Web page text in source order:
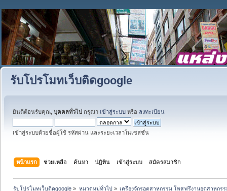
รับโปรโมทเว็บติดgoogle
ยินดีต้อนรับคุณ, บุคคลทั่วไป กรุณา เข้าสู่ระบบ หรือ ลงทะเบียน
เข้าสู่ระบบด้วยชื่อผู้ใช้ รหัสผ่าน และระยะเวลาในเซสชั่น
หน้าแรก ช่วยเหลือ ค้นหา ปฏิทิน เข้าสู่ระบบ สมัครสมาชิก
รับโปรโมทเว็บติดgoogle » หมวดหมู่ทั่วไป» เครื่องจักรอุตสาหกรรม โพสฟรีงานอุตสาหกร